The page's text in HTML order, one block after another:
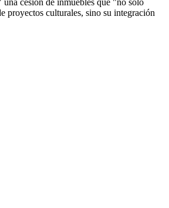
proyectos culturales, sino su integración